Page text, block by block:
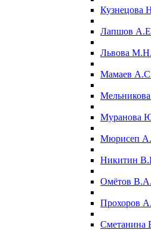
Кузнецова
Лапшов
Львова М.Н.
Мамаев
Муранова
Мюрисеп
Никитин
Омётов В.А.
Прохоров
Сметанина